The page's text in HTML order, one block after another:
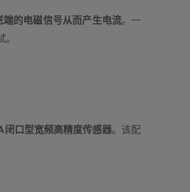
的电磁信号从而产生电流。一
口型宽频高精度传感器。该配